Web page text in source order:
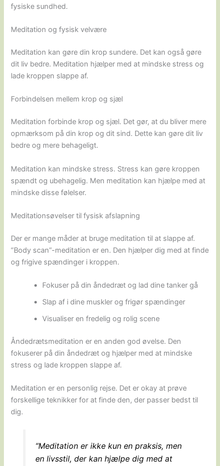
fysiske sundhed.
Meditation og fysisk velvære
Meditation kan gøre din krop sundere. Det kan også gøre
dit liv bedre. Meditation hjælper med at mindske stress og
lade kroppen slappe af.
Forbindelsen mellem krop og sjæl
Meditation forbinde krop og sjæl. Det gør, at du bliver mere
opmærksom på din krop og dit sind. Dette kan gøre dit liv
bedre og mere behageligt.
Meditation kan mindske stress. Stress kan gøre kroppen
spændt og ubehagelig. Men meditation kan hjælpe med at
mindske disse følelser.
Meditationsøvelser til fysisk afslapning
Der er mange måder at bruge meditation til at slappe af.
“Body scan”-meditation er en. Den hjælper dig med at finde
og frigive spændinger i kroppen.
Fokuser på din åndedræt og lad dine tanker gå
Slap af i dine muskler og frigør spændinger
Visualiser en fredelig og rolig scene
Åndedrætsmeditation er en anden god øvelse. Den
fokuserer på din åndedræt og hjælper med at mindske
stress og lade kroppen slappe af.
Meditation er en personlig rejse. Det er okay at prøve
forskellige teknikker for at finde den, der passer bedst til
dig.
“Meditation er ikke kun en praksis, men
en livsstil, der kan hjælpe dig med at